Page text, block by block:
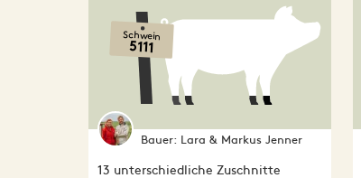
Schwein
5111
Bauer: Lara & Markus Jenner
13 unterschiedliche Zuschnitte